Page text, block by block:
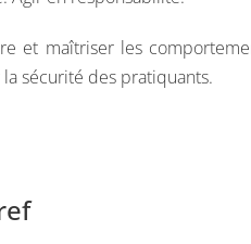
et maîtriser les
la sécurité des pratiquants.